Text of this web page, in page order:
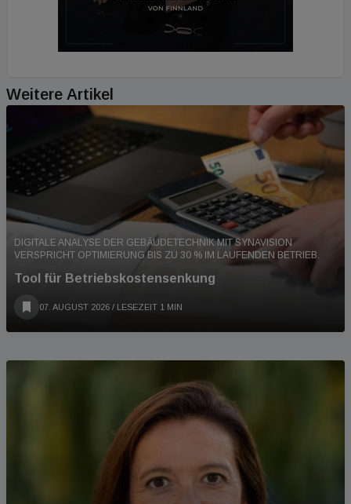
Weitere Artikel
DIGITALE ANALYSE DER GEBÄUDETECHNIK MIT SYNAVISION
VERSPRICHT OPTIMIERUNG BIS ZU 30 % IM LAUFENDEN BETRIEB.
Tool für Betriebskostensenkung
07. AUGUST 2026 / LESEZEIT 1 MIN